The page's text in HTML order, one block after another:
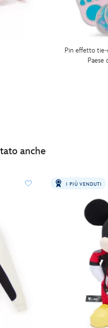
Pin effetto
Paese
anche
I PIÙ VENDUTI